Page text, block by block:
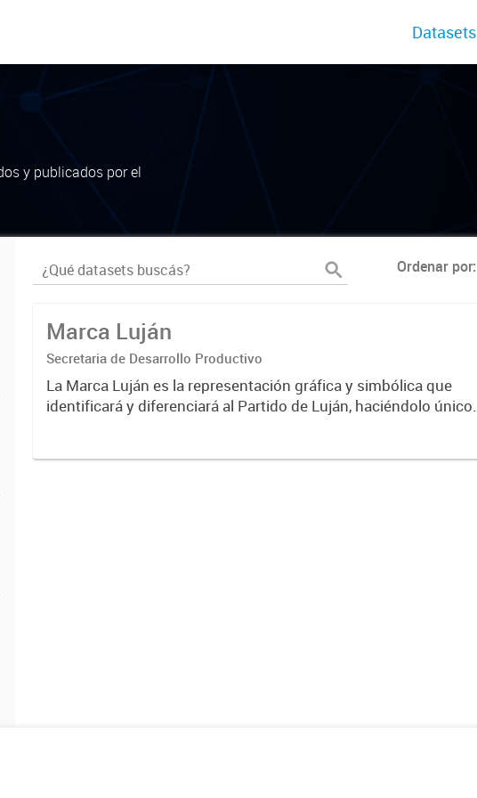
Datasets
y publicados por el
Ordenar por
Marca Luján
Secretaria de Desarrollo Productivo
La Marca Luján es la representación gráfica y simbólica que
identificará y diferenciará al Partido de Luján, haciéndolo único.